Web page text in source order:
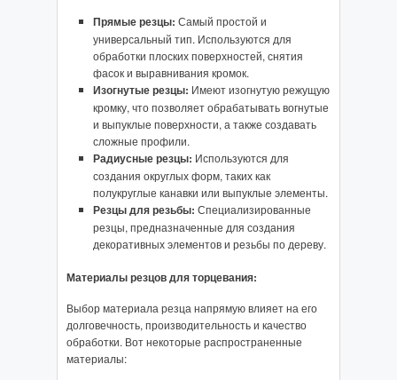
Прямые резцы: Самый простой и
универсальный тип. Используются для
обработки плоских поверхностей, снятия
фасок и выравнивания кромок.
Изогнутые резцы: Имеют изогнутую режущую
кромку, что позволяет обрабатывать вогнутые
и выпуклые поверхности, а также создавать
сложные профили.
Радиусные резцы: Используются для
создания округлых форм, таких как
полукруглые канавки или выпуклые элементы.
Резцы для резьбы: Специализированные
резцы, предназначенные для создания
декоративных элементов и резьбы по дереву.
Материалы резцов для торцевания:
Выбор материала резца напрямую влияет на его
долговечность, производительность и качество
обработки. Вот некоторые распространенные
материалы: